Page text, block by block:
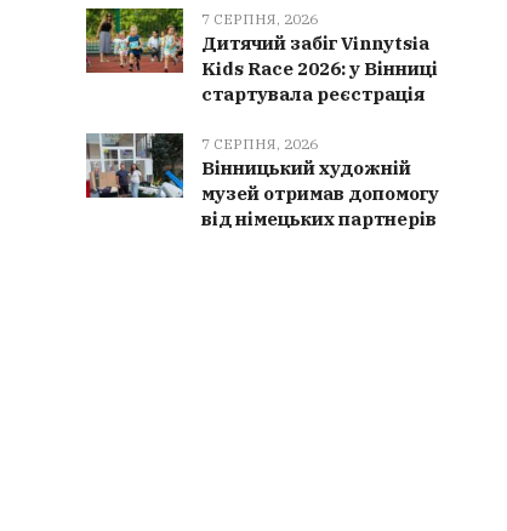
7 СЕРПНЯ, 2026
Дитячий забіг Vinnytsia
Kids Race 2026: у Вінниці
стартувала реєстрація
7 СЕРПНЯ, 2026
Вінницький художній
музей отримав допомогу
від німецьких партнерів